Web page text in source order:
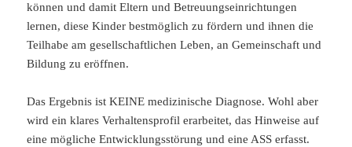
können und damit Eltern und Betreuungseinrichtungen
lernen, diese Kinder bestmöglich zu fördern und ihnen die
Teilhabe am gesellschaftlichen Leben, an Gemeinschaft und
Bildung zu eröffnen.
Das Ergebnis ist KEINE medizinische Diagnose. Wohl aber
wird ein klares Verhaltensprofil erarbeitet, das Hinweise auf
eine mögliche Entwicklungsstörung und eine ASS erfasst.